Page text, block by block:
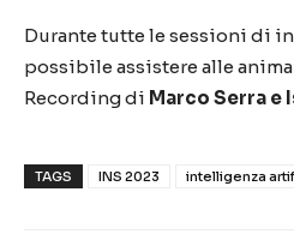
Durante tutte le sessioni di
possibile assistere alle
Recording di Marco Serra e
TAGS INS 2023 intelligenza